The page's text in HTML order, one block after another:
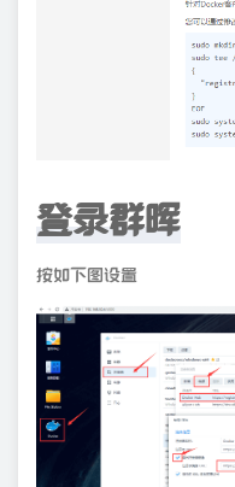
登录群晖
按如下图设置